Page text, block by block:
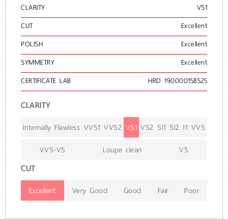
CLARITY
VS1
CUT
Excellent
POLISH
Excellent
SYMMETRY
Excellent
CERTIFICATE LAB
HRD 190000158525
CLARITY
Internally Flawless VVS1 VVS2 VS1 VS2 SI1 SI2 I1 VVS
VVS-VS
Loupe clean VS
CUT
Excellent Very Good Good Fair Poor